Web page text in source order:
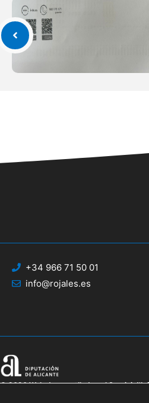
+34 966 71 50 01
info@rojales.es
© 2020 Web desenrotllada pel Servici